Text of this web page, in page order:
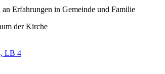
Erfahrungen in Gemeinde und Familie
der Kirche
LB 4